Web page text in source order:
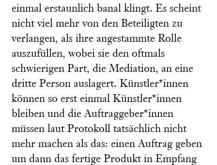
einmal erstaunlich banal klingt. Es scheint
nicht viel mehr von den Beteiligten zu
verlangen, als ihre angestammte Rolle
auszufüllen, wobei sie den oftmals
schwierigen Part, die Mediation, an eine
dritte Person auslagert. Künstler*innen
können so erst einmal Künstler*innen
bleiben und die Auftraggeber*innen
müssen laut Protokoll tatsächlich nicht
mehr machen als das: einen Auftrag geben
um dann das fertige Produkt in Empfang